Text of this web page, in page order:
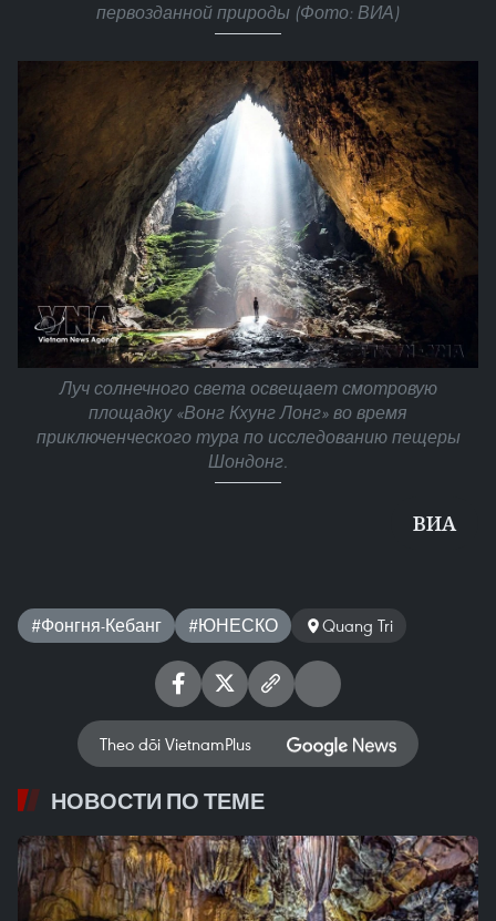
первозданной природы (Фото: ВИА)
Луч солнечного света освещает смотровую
площадку «Вонг Кхунг Лонг» во время
приключенческого тура по исследованию пещеры
Шондонг.
ВИА
#Фонгня-Кебанг #ЮНЕСКО Quang Tri
Theo dõi VietnamPlus
НОВОСТИ ПО ТЕМЕ